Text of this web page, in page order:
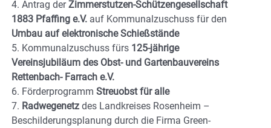
4. Antrag derZimmerstutzen-Schützengesellschaft
1883 Pfaffing e.V. auf Kommunalzuschuss für den
Umbau auf elektronische Schießstände
5. Kommunalzuschuss fürs 125-jährige
Vereinsjubiläum des Obst- und Gartenbauvereins
Rettenbach- Farrach e.V.
6. Förderprogramm Streuobst für alle
7. Radwegenetz des Landkreises Rosenheim –
Beschilderungsplanung durch die Firma Green-